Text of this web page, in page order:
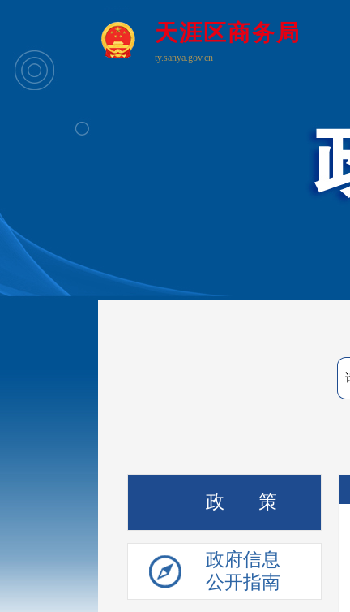
天涯区商务局
ty.sanya.gov.cn
政 策
政府信息
公开指南